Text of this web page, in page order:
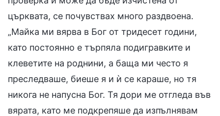
църквата, се почувствах много раздвоена.
„Майка ми вярва в Бог от тридесет години,
като постоянно е търпяла подигравките и
клеветите на роднини, а баща ми често я
преследваше, биеше я и ѝ се караше, но тя
никога не напусна Бог. Тя дори ме отгледа във
вярата, като ме подкрепяше да изпълнявам